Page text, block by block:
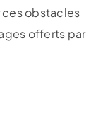
ces obstacles
offerts par